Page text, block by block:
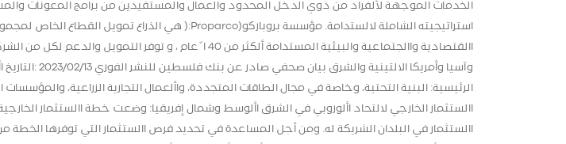
الخدمات الموجهة لألفراد من ذوي الدخل المحدود والعمال والمستفيدين من برامج المعونات
االقتصادية واالجتماعية والبيئية المستدامة ألكثر من 40 ا ً عام ، و توفر
وآسيا وأمريكا
الرئيسية: البنية التحتية، وخاصة في مجال الطاقات المتجددة، واألعمال التجارية الزراعية،
االستثمار الخارجي لالتحاد األوروبي في الشرق األوسط وشمال إفريقيا: وضعت خطة االستثمار
االستثمار في البلدان الشريكة له. ومن أجل المساعدة في تحديد فرص االستثمار التي توفرها